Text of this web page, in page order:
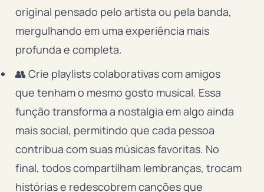
original pensado pelo artista ou pela banda,
mergulhando em uma experiência mais
profunda e completa.
👥 Crie playlists colaborativas com amigos
que tenham o mesmo gosto musical. Essa
função transforma a nostalgia em algo ainda
mais social, permitindo que cada pessoa
contribua com suas músicas favoritas. No
final, todos compartilham lembranças, trocam
histórias e redescobrem canções que